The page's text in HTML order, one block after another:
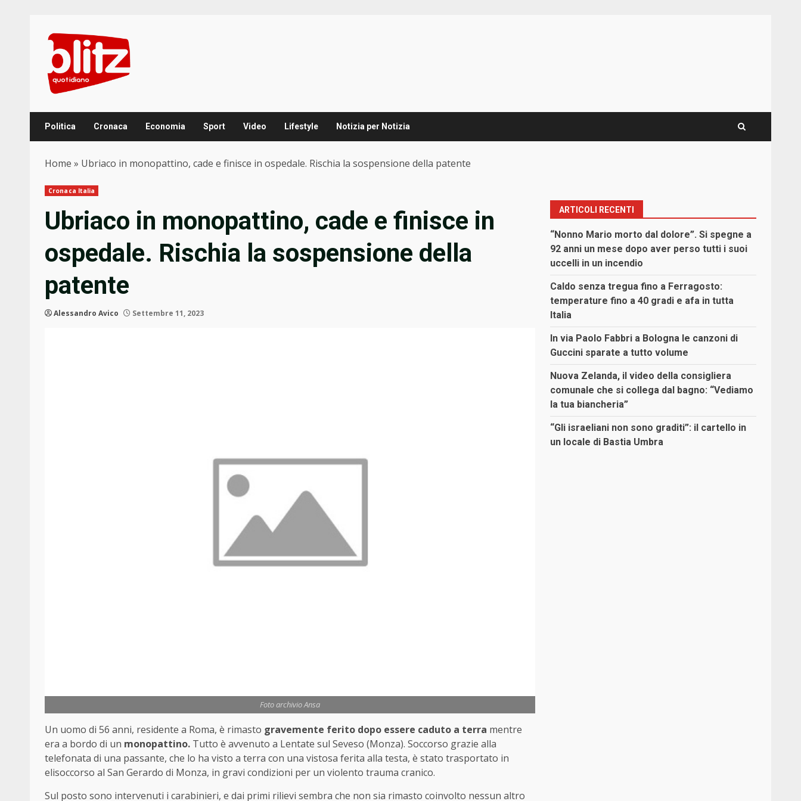
content
Politica Cronaca Economia Sport Video Lifestyle Notizia per Notizia
Home » Ubriaco in monopattino, cade e finisce in ospedale. Rischia la sospensione della patente
Cronaca Italia
Ubriaco in monopattino, cade e finisce in
ospedale. Rischia la sospensione della
patente
Alessandro Avico Settembre 11, 2023
Foto archivio Ansa
Un uomo di 56 anni, residente a Roma, è rimasto gravemente ferito dopo essere caduto a terra mentre
era a bordo di un monopattino. Tutto è avvenuto a Lentate sul Seveso (Monza). Soccorso grazie alla
telefonata di una passante, che lo ha visto a terra con una vistosa ferita alla testa, è stato trasportato in
elisoccorso al San Gerardo di Monza, in gravi condizioni per un violento trauma cranico.
Sul posto sono intervenuti i carabinieri, e dai primi rilievi sembra che non sia rimasto coinvolto nessun altro
ARTICOLI RECENTI
“Nonno Mario morto dal dolore”. Si spegne a
92 anni un mese dopo aver perso tutti i suoi
uccelli in un incendio
Caldo senza tregua fino a Ferragosto:
temperature fino a 40 gradi e afa in tutta
Italia
In via Paolo Fabbri a Bologna le canzoni di
Guccini sparate a tutto volume
Nuova Zelanda, il video della consigliera
comunale che si collega dal bagno: “Vediamo
la tua biancheria”
“Gli israeliani non sono graditi”: il cartello in
un locale di Bastia Umbra